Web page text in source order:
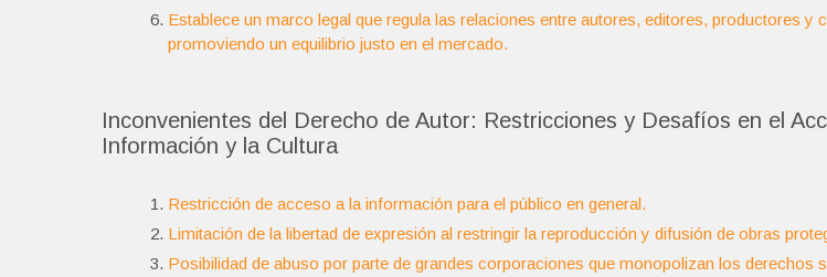
Establece un marco legal que regula las relaciones entre autores, editores, productores y
promoviendo un equilibrio justo en el mercado.
Inconvenientes del Derecho de Autor: Restricciones y Desafíos en el
Información y la Cultura
Restricción de acceso a la información para el público en general.
Limitación de la libertad de expresión al restringir la reproducción y difusión de obras
Posibilidad de abuso por parte de grandes corporaciones que monopolizan los derechos